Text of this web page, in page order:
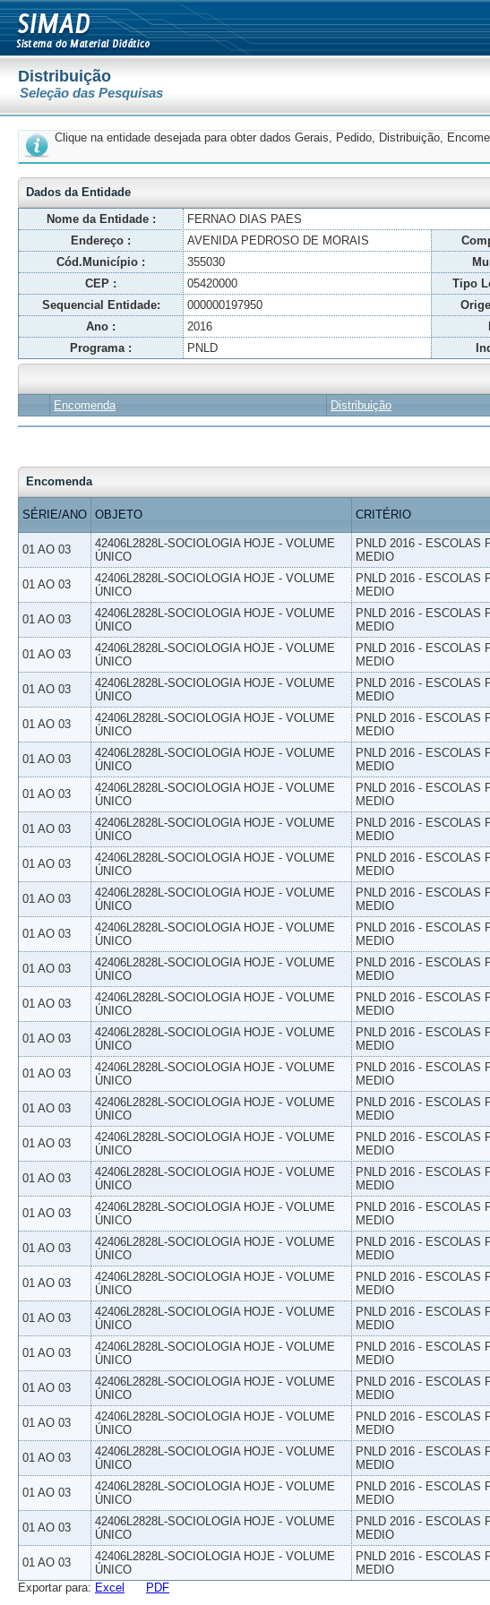
Distribuição
Seleção das Pesquisas
Clique na entidade desejada para obter dados Gerais, Pedido, Distribuição,
Dados da Entidade
Nome da Entidade :
FERNAO DIAS PAES
Endereço :
AVENIDA PEDROSO DE MORAIS
Cód.Município :
355030
CEP :
05420000 Tipo
Sequencial Entidade:
000000197950
Ano :
2016
Programa :
PNLD
Encomenda Distribuição
Encomenda
SÉRIE/ANO OBJETO CRITÉRIO
01 AO 03
42406L2828L-SOCIOLOGIA HOJE - VOLUME
ÚNICO
PNLD 2016 - ESCOLAS
MEDIO
01 AO 03
42406L2828L-SOCIOLOGIA HOJE - VOLUME
ÚNICO
PNLD 2016 - ESCOLAS
MEDIO
01 AO 03
42406L2828L-SOCIOLOGIA HOJE - VOLUME
ÚNICO
PNLD 2016 - ESCOLAS
MEDIO
01 AO 03
42406L2828L-SOCIOLOGIA HOJE - VOLUME
ÚNICO
PNLD 2016 - ESCOLAS
MEDIO
01 AO 03
42406L2828L-SOCIOLOGIA HOJE - VOLUME
ÚNICO
PNLD 2016 - ESCOLAS
MEDIO
01 AO 03
42406L2828L-SOCIOLOGIA HOJE - VOLUME
ÚNICO
PNLD 2016 - ESCOLAS
MEDIO
01 AO 03
42406L2828L-SOCIOLOGIA HOJE - VOLUME
ÚNICO
PNLD 2016 - ESCOLAS
MEDIO
01 AO 03
42406L2828L-SOCIOLOGIA HOJE - VOLUME
ÚNICO
PNLD 2016 - ESCOLAS
MEDIO
01 AO 03
42406L2828L-SOCIOLOGIA HOJE - VOLUME
ÚNICO
PNLD 2016 - ESCOLAS
MEDIO
01 AO 03
42406L2828L-SOCIOLOGIA HOJE - VOLUME
ÚNICO
PNLD 2016 - ESCOLAS
MEDIO
01 AO 03
42406L2828L-SOCIOLOGIA HOJE - VOLUME
ÚNICO
PNLD 2016 - ESCOLAS
MEDIO
01 AO 03
42406L2828L-SOCIOLOGIA HOJE - VOLUME
ÚNICO
PNLD 2016 - ESCOLAS
MEDIO
01 AO 03
42406L2828L-SOCIOLOGIA HOJE - VOLUME
ÚNICO
PNLD 2016 - ESCOLAS
MEDIO
01 AO 03
42406L2828L-SOCIOLOGIA HOJE - VOLUME
ÚNICO
PNLD 2016 - ESCOLAS
MEDIO
01 AO 03
42406L2828L-SOCIOLOGIA HOJE - VOLUME
ÚNICO
PNLD 2016 - ESCOLAS
MEDIO
01 AO 03
42406L2828L-SOCIOLOGIA HOJE - VOLUME
ÚNICO
PNLD 2016 - ESCOLAS
MEDIO
01 AO 03
42406L2828L-SOCIOLOGIA HOJE - VOLUME
ÚNICO
PNLD 2016 - ESCOLAS
MEDIO
01 AO 03
42406L2828L-SOCIOLOGIA HOJE - VOLUME
ÚNICO
PNLD 2016 - ESCOLAS
MEDIO
01 AO 03
42406L2828L-SOCIOLOGIA HOJE - VOLUME
ÚNICO
PNLD 2016 - ESCOLAS
MEDIO
01 AO 03
42406L2828L-SOCIOLOGIA HOJE - VOLUME
ÚNICO
PNLD 2016 - ESCOLAS
MEDIO
01 AO 03
42406L2828L-SOCIOLOGIA HOJE - VOLUME
ÚNICO
PNLD 2016 - ESCOLAS
MEDIO
01 AO 03
42406L2828L-SOCIOLOGIA HOJE - VOLUME
ÚNICO
PNLD 2016 - ESCOLAS
MEDIO
01 AO 03
42406L2828L-SOCIOLOGIA HOJE - VOLUME
ÚNICO
PNLD 2016 - ESCOLAS
MEDIO
01 AO 03
42406L2828L-SOCIOLOGIA HOJE - VOLUME
ÚNICO
PNLD 2016 - ESCOLAS
MEDIO
01 AO 03
42406L2828L-SOCIOLOGIA HOJE - VOLUME
ÚNICO
PNLD 2016 - ESCOLAS
MEDIO
01 AO 03
42406L2828L-SOCIOLOGIA HOJE - VOLUME
ÚNICO
PNLD 2016 - ESCOLAS
MEDIO
01 AO 03
42406L2828L-SOCIOLOGIA HOJE - VOLUME
ÚNICO
PNLD 2016 - ESCOLAS
MEDIO
01 AO 03
42406L2828L-SOCIOLOGIA HOJE - VOLUME
ÚNICO
PNLD 2016 - ESCOLAS
MEDIO
01 AO 03
42406L2828L-SOCIOLOGIA HOJE - VOLUME
ÚNICO
PNLD 2016 - ESCOLAS
MEDIO
01 AO 03
42406L2828L-SOCIOLOGIA HOJE - VOLUME
ÚNICO
PNLD 2016 - ESCOLAS
MEDIO
Exportar para: Excel PDF